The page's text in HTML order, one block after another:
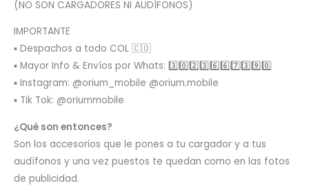
(NO SON CARGADORES NI AUDÍFONOS)
IMPORTANTE
▪️ Despachos a todo COL 🇨🇴
▪️ Mayor Info & Envíos por Whats: 3️⃣0️⃣2️⃣3️⃣6️⃣6️⃣7️⃣3️⃣9️⃣0️⃣
▪️ Instagram: @orium_mobile @orium.mobile
▪️ Tik Tok: @oriummobile
¿Qué son entonces?
Son los accesorios que le pones a tu cargador y a tus
audífonos y una vez puestos te quedan como en las fotos
de publicidad.